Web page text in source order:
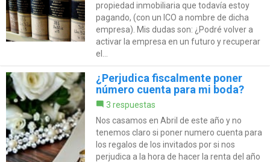
propiedad inmobiliaria que todavía estoy
pagando, (con un ICO a nombre de dicha
empresa). Mis dudas son: ¿Podré volver a
activar la empresa en un futuro y recuperar
el...
¿Perjudica fiscalmente poner
número cuenta para mi boda?
3 respuestas
Nos casamos en Abril de este año y no
tenemos claro si poner numero cuenta para
los regalos de los invitados por si nos
perjudica a la hora de hacer la renta del año